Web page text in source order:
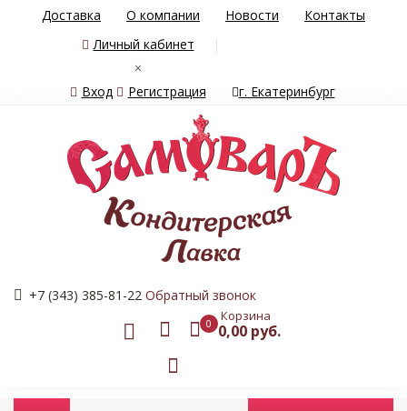
Доставка О компании Новости
Контакты
Личный кабинет
×
Вход
Регистрация г. Екатеринбург
+7 (343) 385-81-22 Обратный звонок
0 Корзина
0,00 руб.